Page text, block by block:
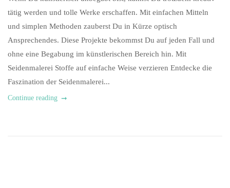
tätig werden und tolle Werke erschaffen. Mit einfachen Mitteln
und simplen Methoden zauberst Du in Kürze optisch
Ansprechendes. Diese Projekte bekommst Du auf jeden Fall und
ohne eine Begabung im künstlerischen Bereich hin. Mit
Seidenmalerei Stoffe auf einfache Weise verzieren Entdecke die
Faszination der Seidenmalerei...
Continue reading